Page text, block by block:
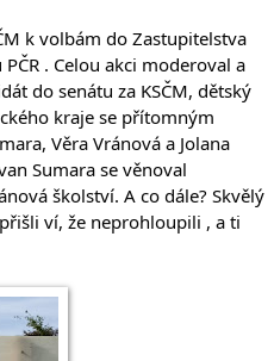
k volbám do Zastupitelstva
. Celou akci moderoval a
do senátu za KSČM, dětský
kraje se přítomným
Věra Vránová a Jolana
Sumara se věnoval
školství. A co dále? Skvělý
ví, že neprohloupili , a ti